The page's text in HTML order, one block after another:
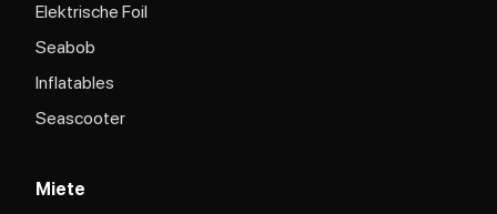
Elektrische Foil
Seabob
Inflatables
Seascooter
Miete